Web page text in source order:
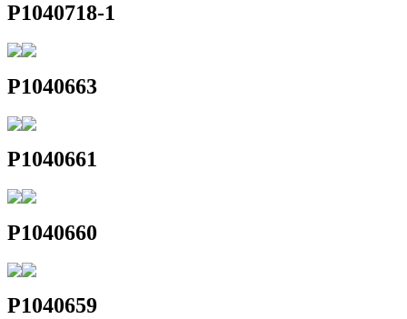
P1040718-1
P1040663
P1040661
P1040660
P1040659